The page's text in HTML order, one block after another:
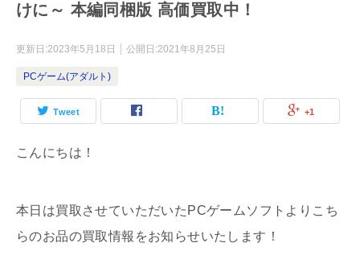
けに～ 本編同梱版 高価買取中！
更新日:2023年5月18日 公開日:2021年8月25日
PCゲーム(アダルト)
Tweet +1
こんにちは！
本日は買取させていただいたPCゲームソフトよりこち
らのお品の買取情報をお知らせいたします！